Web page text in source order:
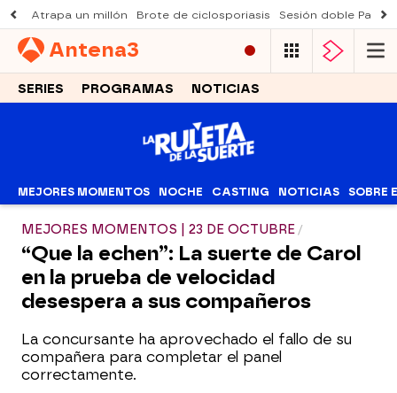
Atrapa un millón Brote de ciclosporiasis Sesión doble
Antena3
SERIES PROGRAMAS NOTICIAS
MEJORES MOMENTOS NOCHE CASTING NOTICIAS SOBRE
MEJORES MOMENTOS | 23 DE OCTUBRE
“Que la echen”: La suerte de Carol
en la prueba de velocidad
desespera a sus compañeros
La concursante ha aprovechado el fallo de su
compañera para completar el panel
correctamente.